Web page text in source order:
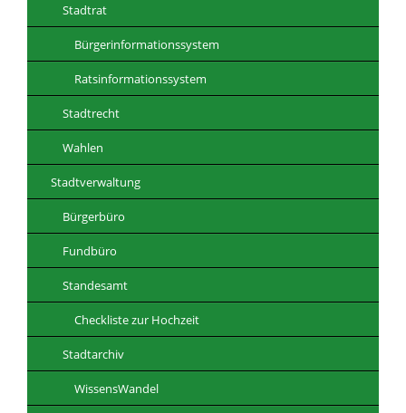
Stadtrat
Bürgerinformationssystem
Ratsinformationssystem
Stadtrecht
Wahlen
Stadtverwaltung
Bürgerbüro
Fundbüro
Standesamt
Checkliste zur Hochzeit
Stadtarchiv
WissensWandel